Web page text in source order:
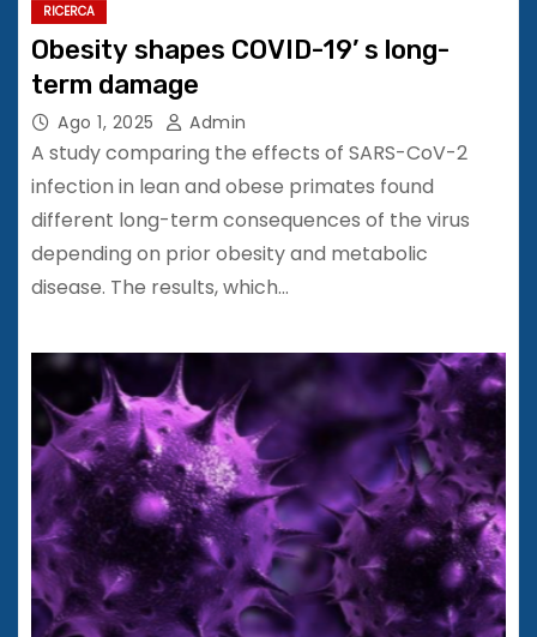
RICERCA
Obesity shapes COVID-19’ s long-
term damage
Ago 1, 2025 Admin
A study comparing the effects of SARS-CoV-2
infection in lean and obese primates found
different long-term consequences of the virus
depending on prior obesity and metabolic
disease. The results, which…